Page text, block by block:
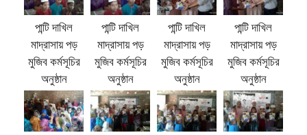
পান্টি দাখিল
মাদ্রাসায় পড়
মুজিব কর্মসূচির
অনুষ্ঠান
পান্টি দাখিল
মাদ্রাসায় পড়
মুজিব কর্মসূচির
অনুষ্ঠান
পান্টি দাখিল
মাদ্রাসায় পড়
মুজিব কর্মসূচির
অনুষ্ঠান
পান্টি দাখিল
মাদ্রাসায় পড়
মুজিব কর্মসূচির
অনুষ্ঠান